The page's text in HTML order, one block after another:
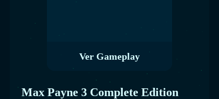
Ver Gameplay
Max Payne 3 Complete Edition